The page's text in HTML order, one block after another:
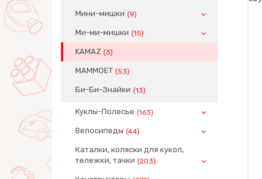
Мини-мишки (9)
Ми-ми-мишки (15)
KAMAZ (3)
MAMMOET (53)
Би-Би-Знайки (13)
Куклы-Полесье (163)
Велосипеды (44)
Каталки, коляски для кукол,
тележки, тачки (203)